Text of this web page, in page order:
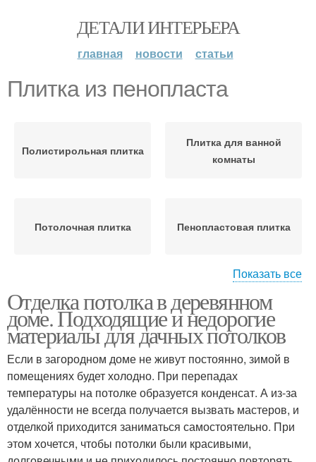
ДЕТАЛИ ИНТЕРЬЕРА
главная новости статьи
Плитка из пенопласта
Полистирольная плитка
Плитка для ванной
комнаты
Потолочная плитка Пенопластовая плитка
Плитка на потолок
Показать все
Отделка потолка в деревянном
доме. Подходящие и недорогие
материалы для дачных потолков
Если в загородном доме не живут постоянно, зимой в
помещениях будет холодно. При перепадах
температуры на потолке образуется конденсат. А из-за
удалённости не всегда получается вызвать мастеров, и
отделкой приходится заниматься самостоятельно. При
этом хочется, чтобы потолки были красивыми,